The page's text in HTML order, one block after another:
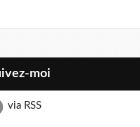
moi
via RSS